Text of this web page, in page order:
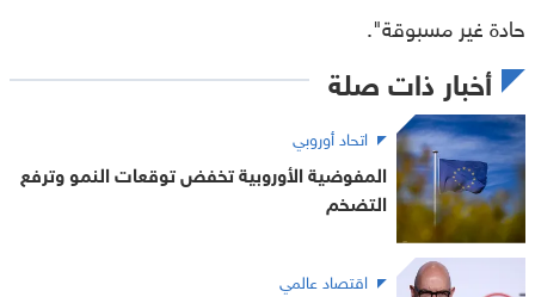
حادة غير مسبوقة".
أخبار ذات صلة
اتحاد أوروبي
المفوضية الأوروبية تخفض توقعات النمو وترفع
التضخم
اقتصاد عالمي